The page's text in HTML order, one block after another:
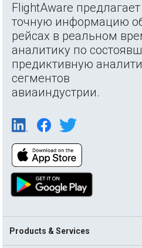
FlightAware
точную информацию
рейсах в реальном
аналитику по
предиктивную
сегментов
авиаиндустрии.
Products & Services